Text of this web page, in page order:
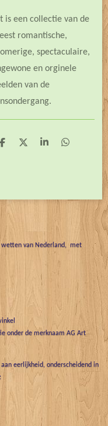
is een collectie van de
romantische,
spectaculaire,
en orginele
van de
D
D
S
D
wetten van Nederland, met
onder de merknaam AG Art
eerlijkheid, onderscheidend in